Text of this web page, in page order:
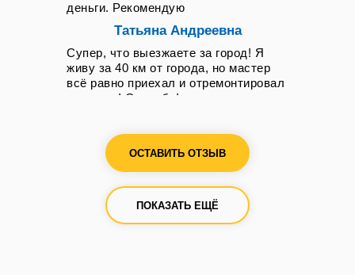
деньги. Рекомендую
Татьяна Андреевна
Супер, что выезжаете за город! Я
живу за 40 км от города, но мастер
всё равно приехал и отремонтировал
на месте! Спасибо!
Очень благодарна мастеру Руслану!
Настоящий профессионал своего
проведена большая работа сегодня
по ремонту моей посудомоечной
машины. Хочется отметить его
ОСТАВИТЬ ОТЗЫВ
ПОКАЗАТЬ ЕЩЁ